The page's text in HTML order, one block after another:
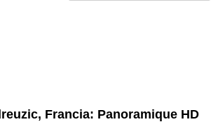
Francia: Panoramique HD